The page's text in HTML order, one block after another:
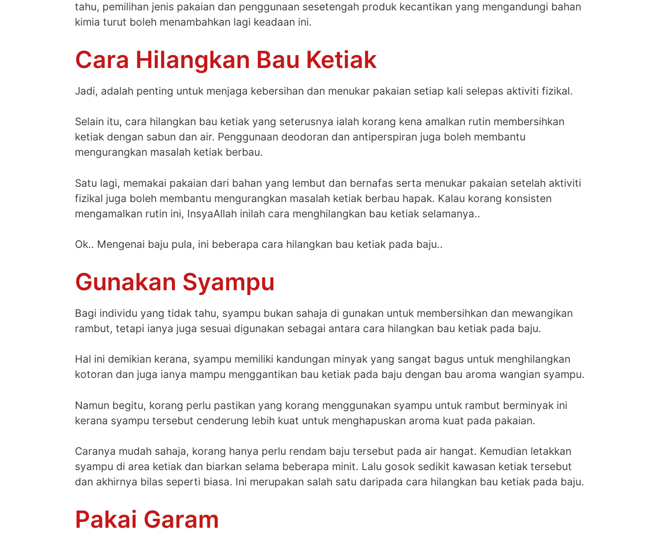
tahu, pemilihan jenis pakaian dan penggunaan sesetengah produk kecantikan yang mengandungi bahan
kimia turut boleh menambahkan lagi keadaan ini.
Cara Hilangkan Bau Ketiak
Jadi, adalah penting untuk menjaga kebersihan dan menukar pakaian setiap kali selepas aktiviti fizikal.
Selain itu, cara hilangkan bau ketiak yang seterusnya ialah korang kena amalkan rutin membersihkan
ketiak dengan sabun dan air. Penggunaan deodoran dan antiperspiran juga boleh membantu
mengurangkan masalah ketiak berbau.
Satu lagi, memakai pakaian dari bahan yang lembut dan bernafas serta menukar pakaian setelah aktiviti
fizikal juga boleh membantu mengurangkan masalah ketiak berbau hapak. Kalau korang konsisten
mengamalkan rutin ini, InsyaAllah inilah cara menghilangkan bau ketiak selamanya..
Ok.. Mengenai baju pula, ini beberapa cara hilangkan bau ketiak pada baju..
Gunakan Syampu
Bagi individu yang tidak tahu, syampu bukan sahaja di gunakan untuk membersihkan dan mewangikan
rambut, tetapi ianya juga sesuai digunakan sebagai antara cara hilangkan bau ketiak pada baju.
Hal ini demikian kerana, syampu memiliki kandungan minyak yang sangat bagus untuk menghilangkan
kotoran dan juga ianya mampu menggantikan bau ketiak pada baju dengan bau aroma wangian syampu.
Namun begitu, korang perlu pastikan yang korang menggunakan syampu untuk rambut berminyak ini
kerana syampu tersebut cenderung lebih kuat untuk menghapuskan aroma kuat pada pakaian.
Caranya mudah sahaja, korang hanya perlu rendam baju tersebut pada air hangat. Kemudian letakkan
syampu di area ketiak dan biarkan selama beberapa minit. Lalu gosok sedikit kawasan ketiak tersebut
dan akhirnya bilas seperti biasa. Ini merupakan salah satu daripada cara hilangkan bau ketiak pada baju.
Pakai Garam